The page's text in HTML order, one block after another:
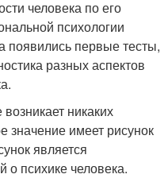
человека по его
психологии
появились первые тесты,
разных аспектов
никаких
значение имеет рисунок
является
психике человека.